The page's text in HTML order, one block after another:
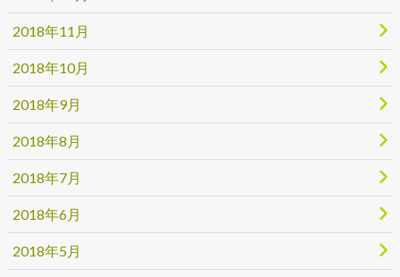
2018年11月
2018年10月
2018年9月
2018年8月
2018年7月
2018年6月
2018年5月